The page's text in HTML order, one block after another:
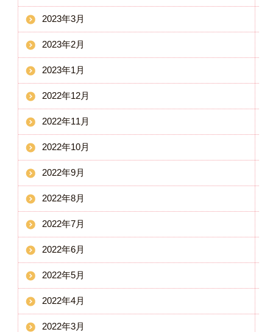
2023年3月
2023年2月
2023年1月
2022年12月
2022年11月
2022年10月
2022年9月
2022年8月
2022年7月
2022年6月
2022年5月
2022年4月
2022年3月